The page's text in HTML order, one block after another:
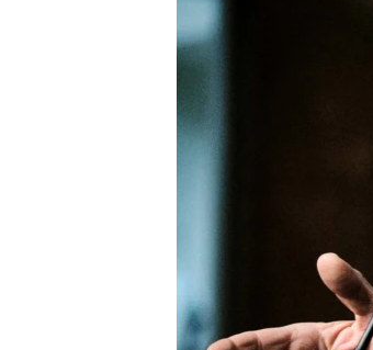
ວິທະຍາສາດ-ເທັກໂນໂລຈີ